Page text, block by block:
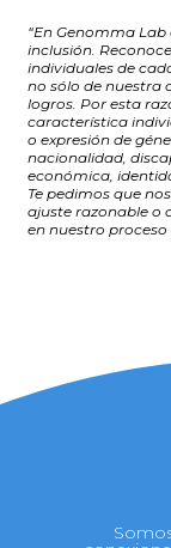
“En Genomma
inclusión.
individuales de
no sólo de nuestra
logros. Por esta
característica
o expresión de
nacionalidad,
económica,
Te pedimos que
ajuste razonable o
en nuestro proceso